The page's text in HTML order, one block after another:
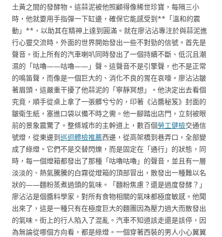
土黃之間的發酵物。這蒜泥被他照顧得像稀世珍寶，每隔三小
時，他就要用手指彈一下缸邊，確保它能感受到**「溫和的震
動」**，以助其在精神上達到圓滿。就在廖沾沾專注於與蒜泥進
行心靈交流時，外面的世界開始發出一些不對勁的信號。首先是
聲音。街上所有的汽車喇叭同時發出了一個持續不斷、低沉且潮
濕的「咕嚕——咕嚕——」聲。這聲音不是引擎聲，也不是正常
的鳴笛聲，而像是一個巨大的、消化不良的胃在哀嚎。廖沾沾皺
著眉頭，這嚴重干擾了他蒜泥的「寧靜冥想」。他決定出去看個
究竟，順手從桌上拿了一張髒兮兮的，印著《沾醬秘笈》封面的
皺衛生紙，塞進口袋以備不時之需。他一腳踏出店門，立刻被眼
前的景象震驚了。整條城市的主幹道上，數百個勞工健檢交通信
號燈，從東邊到巡迴體檢推薦西邊，從高架橋到巷弄口，全部變
成了綠燈。它們不是交替閃爍，而是固定在「通行」的狀態，同
時，每一個燈箱都發出了那種「咕嚕咕嚕」的聲音，並且有一層
淡淡的、熱氣騰騰的白霧從燈箱的頂部冒出，散發出一種難以名
狀的——麵粉蒸煮過頭的氣味。「麵粉焦慮？還是過度發酵？」
廖沾沾是個醬料學家，對所有食物相關的氣味都極度敏感。他聞
出來了，這是一種只有在極度巨大的麵團因為壓力過大而散發出
的氣味。街上的行人陷入了混亂。汽車不知道該走還是該停，因
為無論從哪個方向看，都是綠燈。一個穿著西裝的男人小心翼翼